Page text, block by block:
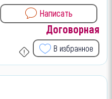
Написать
Договорная
В избранное